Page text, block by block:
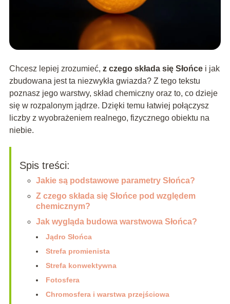
Chcesz lepiej zrozumieć, z czego składa się Słońcei jak
zbudowana jest ta niezwykła gwiazda? Z tego tekstu
poznasz jego warstwy, skład chemiczny oraz to, co dzieje
się w rozpalonym jądrze. Dzięki temu łatwiej połączysz
liczby z wyobrażeniem realnego, fizycznego obiektu na
niebie.
Spis treści:
Jakie są podstawowe parametry Słońca?
Z czego składa się Słońce pod względem
chemicznym?
Jak wygląda budowa warstwowa Słońca?
Jądro Słońca
Strefa promienista
Strefa konwektywna
Fotosfera
Chromosfera i warstwa przejściowa